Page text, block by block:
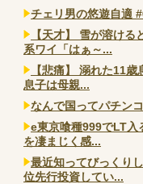
チェリ男の悠遊自適
【天才】 雪が溶け
系ワイ「はぁ～...
【悲痛】 溺れた11
息子は母親...
なんで国ってパチン
e東京喰種999でLT入
を凄まじく感...
最近知ってびっくり
位先行投資してい...